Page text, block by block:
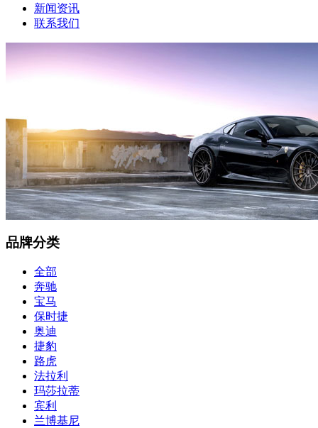
新闻资讯
联系我们
品牌分类
全部
奔驰
宝马
保时捷
奥迪
捷豹
路虎
法拉利
玛莎拉蒂
宾利
兰博基尼